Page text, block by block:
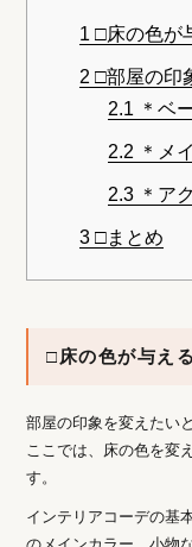
1 □床の色が
2 □部屋の印
2.1＊ベ
2.2 ＊メ
2.3＊ア
3 □まとめ
□床の色が与え
部屋の印象を変えたい
ここでは、床の色を変
す。
インテリアコーデの基